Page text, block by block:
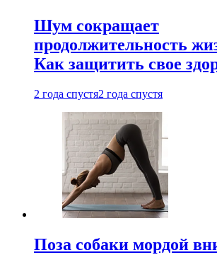
Шум сокращает
продолжительность
Как защитить свое
2 года спустя2 года спустя
Поза собаки мордой